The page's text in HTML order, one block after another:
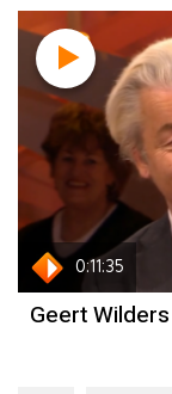
0:11:35
Geert Wilders